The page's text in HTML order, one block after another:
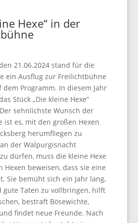
Hexe“ in der
21.06.2024 stand für die
ein Ausflug zur Freilichtbühne
dem Programm. In diesem Jahr
Stück „Die kleine Hexe“
sehnlichste Wunsch der
ist es, mit den großen Hexen
herumfliegen zu
der Walpurgisnacht
dürfen, muss die kleine Hexe
Hexen beweisen, dass sie eine
Sie bemüht sich ein Jahr lang,
gute Taten zu vollbringen, hilft
bestraft Bösewichte,
findet neue Freunde. Nach